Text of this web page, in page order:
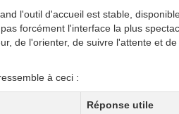
l'outil d'accueil est stable,
forcément l'interface la plus
de l'orienter, de suivre l'attente et
à ceci :
Réponse utile